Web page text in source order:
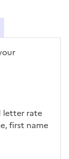
letter rate
first name